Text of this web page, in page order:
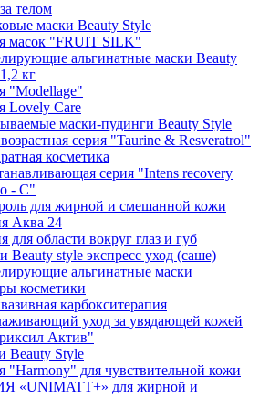
телом
маски Beauty Style
масок "FRUIT SILK"
альгинатные маски Beauty
кг
"Modellage"
Lovely Care
маски-пудинги Beauty Style
серия "Taurine & Resveratrol"
косметика
серия "Intens recovery
- C"
для жирной и смешанной кожи
Аква 24
для области вокруг глаз и губ
Beauty style экспресс уход (саше)
альгинатные маски
косметики
карбокситерапия
уход за увядающей кожей
Актив"
Beauty Style
"Harmony" для чувствительной кожи
«UNIMATT+» для жирной и